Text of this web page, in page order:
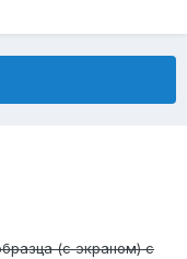
(с экраном) с